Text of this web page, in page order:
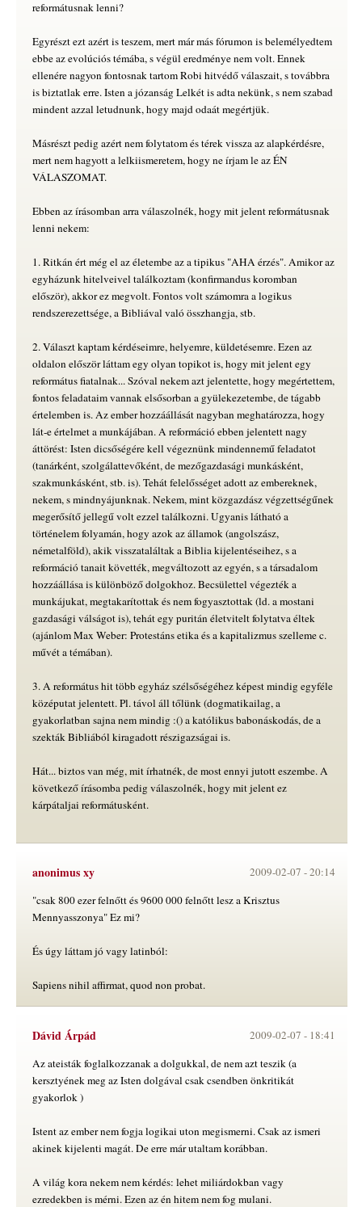
reformátusnak lenni?
Egyrészt ezt azért is teszem, mert már más fórumon is belemélyedtem
ebbe az evolúciós témába, s végül eredménye nem volt. Ennek
ellenére nagyon fontosnak tartom Robi hitvédő válaszait, s továbbra
is biztatlak erre. Isten a józanság Lelkét is adta nekünk, s nem szabad
mindent azzal letudnunk, hogy majd odaát megértjük.
Másrészt pedig azért nem folytatom és térek vissza az alapkérdésre,
mert nem hagyott a lelkiismeretem, hogy ne írjam le az ÉN
VÁLASZOMAT.
Ebben az írásomban arra válaszolnék, hogy mit jelent reformátusnak
lenni nekem:
1. Ritkán ért még el az életembe az a tipikus "AHA érzés". Amikor az
egyházunk hitelveivel találkoztam (konfirmandus koromban
először), akkor ez megvolt. Fontos volt számomra a logikus
rendszerezettsége, a Bibliával való összhangja, stb.
2. Választ kaptam kérdéseimre, helyemre, küldetésemre. Ezen az
oldalon először láttam egy olyan topikot is, hogy mit jelent egy
református fiatalnak... Szóval nekem azt jelentette, hogy megértettem,
fontos feladataim vannak elsősorban a gyülekezetembe, de tágabb
értelemben is. Az ember hozzáállását nagyban meghatározza, hogy
lát-e értelmet a munkájában. A reformáció ebben jelentett nagy
áttörést: Isten dicsőségére kell végeznünk mindennemű feladatot
(tanárként, szolgálattevőként, de mezőgazdasági munkásként,
szakmunkásként, stb. is). Tehát felelősséget adott az embereknek,
nekem, s mindnyájunknak. Nekem, mint közgazdász végzettségűnek
megerősítő jellegű volt ezzel találkozni. Ugyanis látható a
történelem folyamán, hogy azok az államok (angolszász,
németalföld), akik visszataláltak a Biblia kijelentéseihez, s a
reformáció tanait követték, megváltozott az egyén, s a társadalom
hozzáállása is különböző dolgokhoz. Becsülettel végezték a
munkájukat, megtakarítottak és nem fogyasztottak (ld. a mostani
gazdasági válságot is), tehát egy puritán életvitelt folytatva éltek
(ajánlom Max Weber: Protestáns etika és a kapitalizmus szelleme c.
művét a témában).
3. A református hit több egyház szélsőségéhez képest mindig egyféle
középutat jelentett. Pl. távol áll tőlünk (dogmatikailag, a
gyakorlatban sajna nem mindig :() a katólikus babonáskodás, de a
szekták Bibliából kiragadott részigazságai is.
Hát... biztos van még, mit írhatnék, de most ennyi jutott eszembe. A
következő írásomba pedig válaszolnék, hogy mit jelent ez
kárpátaljai reformátusként.
anonimus xy 2009-02-07 -20:14
"csak 800 ezer felnőtt és 9600 000 felnőtt lesz a Krisztus
Mennyasszonya" Ez mi?
És úgy láttam jó vagy latinból:
Sapiens nihil affirmat, quod non probat.
Dávid Árpád 2009-02-07 - 18:41
Az ateisták foglalkozzanak a dolgukkal, de nem azt teszik (a
kersztyének meg az Isten dolgával csak csendben önkritikát
gyakorlok )
Istent az ember nem fogja logikai uton megismerni. Csak az ismeri
akinek kijelenti magát. De erre már utaltam korábban.
A világ kora nekem nem kérdés: lehet miliárdokban vagy
ezredekben is mérni. Ezen az én hitem nem fog mulani.